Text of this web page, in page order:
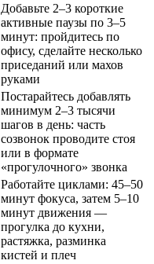
Добавьте 2–3 короткие
активные паузы по 3–5
минут: пройдитесь по
офису, сделайте несколько
приседаний или махов
руками
Постарайтесь добавлять
минимум 2–3 тысячи
шагов в день: часть
созвонок проводите стоя
или в формате
«прогулочного» звонка
Работайте циклами: 45–50
минут фокуса, затем 5–10
минут движения —
прогулка до кухни,
растяжка, разминка
кистей и плеч